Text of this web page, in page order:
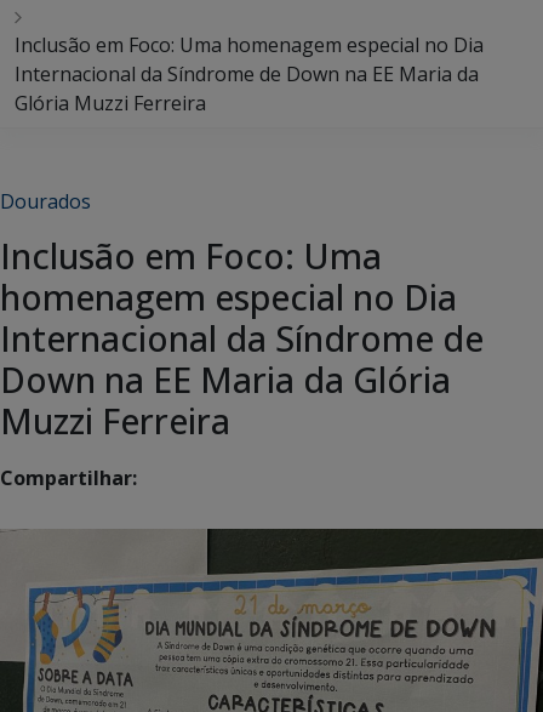
Inclusão em Foco: Uma homenagem especial no Dia
Internacional da Síndrome de Down na EE Maria da
Glória Muzzi Ferreira
Dourados
Inclusão em Foco: Uma
homenagem especial no Dia
Internacional da Síndrome de
Down na EE Maria da Glória
Muzzi Ferreira
Compartilhar: